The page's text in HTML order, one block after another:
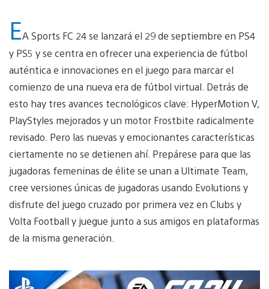
EA Sports FC 24 se lanzará el 29 de septiembre en PS4
y PS5 y se centra en ofrecer una experiencia de fútbol
auténtica e innovaciones en el juego para marcar el
comienzo de una nueva era de fútbol virtual. Detrás de
esto hay tres avances tecnológicos clave: HyperMotion V,
PlayStyles mejorados y un motor Frostbite radicalmente
revisado. Pero las nuevas y emocionantes características
ciertamente no se detienen ahí. Prepárese para que las
jugadoras femeninas de élite se unan a Ultimate Team,
cree versiones únicas de jugadoras usando Evolutions y
disfrute del juego cruzado por primera vez en Clubs y
Volta Football y juegue junto a sus amigos en plataformas
de la misma generación.